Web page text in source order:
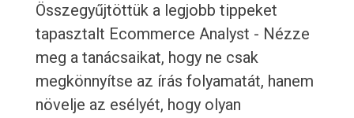
Összegyűjtöttük a legjobb tippeket
tapasztalt Ecommerce Analyst - Nézze
meg a tanácsaikat, hogy ne csak
megkönnyítse az írás folyamatát, hanem
növelje az esélyét, hogy olyan